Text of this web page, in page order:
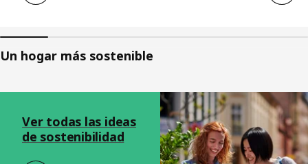
Un hogar más sostenible
Ver todas las ideas
de sostenibilidad